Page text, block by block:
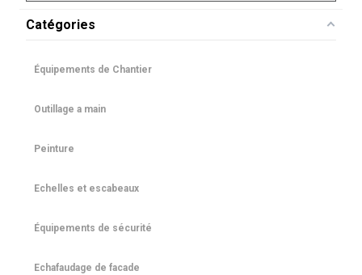
Catégories
Équipements de Chantier
Outillage a main
Peinture
Echelles et escabeaux
Équipements de sécurité
Echafaudage de facade